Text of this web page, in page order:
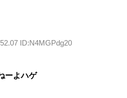
ID:N4MGPdg20
ーよハゲ